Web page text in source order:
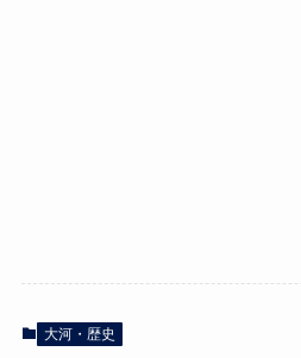
大河・歴史